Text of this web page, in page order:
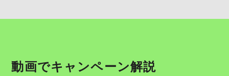
動画でキャンペーン解説